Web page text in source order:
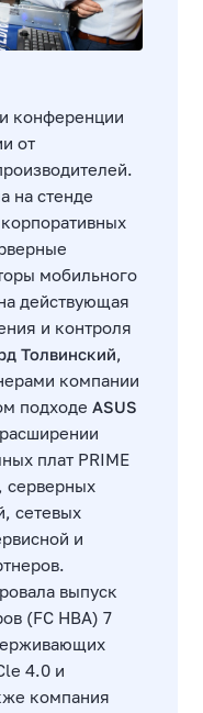
конференции
от
на стенде
мобильного
действующая
и контроля
Толвинский,
компании
подходеASUS
плат PRIME
серверных
сетевых
и
выпуск
(FC HBA) 7
4.0 и
компания